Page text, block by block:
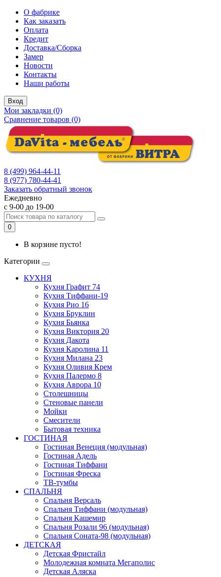
О фабрике
Как заказать
Оплата
Кредит
Доставка/Сборка
Замер
Новости
Контакты
Наши работы
Вход
Мои закладки (0)
Сравнение товаров (0)
8 (499) 964-44-11
8 (977) 780-44-41
Заказать обратный звонок
Ежедневно
с 9-00 до 19-00
0
В корзине пусто!
Категории
КУХНЯ
Кухня Графит 74
Кухня Тиффани-19
Кухня Рио 16
Кухня Бруклин
Кухня Бьянка
Кухня Виктория 20
Кухня Дакота
Кухня Каролина 11
Кухня Милана 23
Кухня Оливия Крем
Кухня Палермо 8
Кухня Аврора 10
Столешницы
Стеновые панели
Мойки
Смесители
Бытовая техника
ГОСТИНАЯ
Гостиная Венеция (модульная)
Гостиная Адель
Гостиная Тиффани
Гостиная Фреска
ТВ-тумбы
СПАЛЬНЯ
Спальня Версаль
Спальня Тиффани (модульная)
Спальня Кашемир
Спальня Розали 96 (модульная)
Спальня Соната-98 (модульная)
ДЕТСКАЯ
Детская Фристайл
Молодежная комната Мегаполис
Детская Аляска